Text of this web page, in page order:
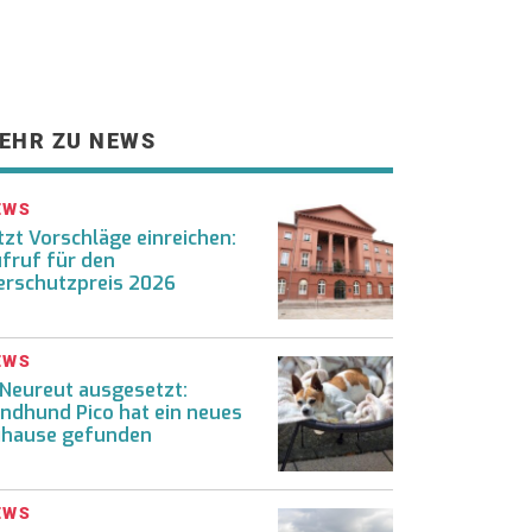
ZU NEWS
Vorschläge einreichen:
für den
2026
ausgesetzt:
Pico hat ein neues
gefunden